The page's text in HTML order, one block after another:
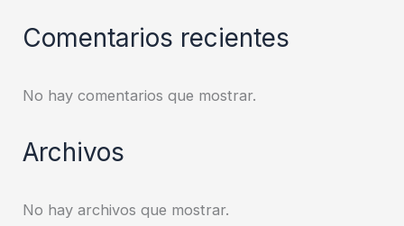
Comentarios recientes
No hay comentarios que mostrar.
Archivos
No hay archivos que mostrar.